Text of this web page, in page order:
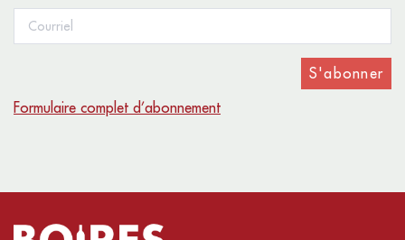
S'abonner
Formulaire complet d’abonnement